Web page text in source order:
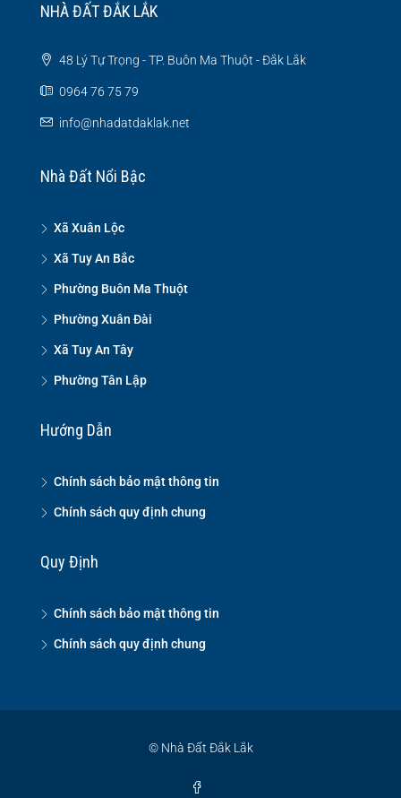
NHÀ ĐẤT ĐẮK LẮK
48 Lý Tự Trọng - TP. Buôn Ma Thuột - Đắk Lắk
0964 76 75 79
info@nhadatdaklak.net
Nhà Đất Nổi Bậc
Xã Xuân Lộc
Xã Tuy An Bắc
Phường Buôn Ma Thuột
Phường Xuân Đài
Xã Tuy An Tây
Phường Tân Lập
Hướng Dẫn
Chính sách bảo mật thông tin
Chính sách quy định chung
Quy Định
Chính sách bảo mật thông tin
Chính sách quy định chung
© Nhà Đất Đắk Lắk